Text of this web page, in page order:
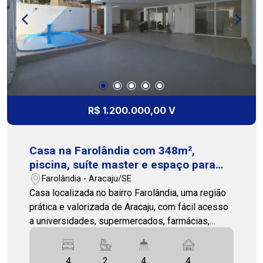
próximo à natureza, sem abrir mão da
conveniência. Esta casa é ideal para quem quer
qualidade de vida e não abre mão de ter um clube
particular no próprio quintal! Não deixe essa
chance passar! Agende sua visita e venha se
Premium Imobiliaria - PJ 208 3231-3231 / 79
R$ 1.200.000,00 V
Casa na Farolândia com 348m²,
piscina, suíte master e espaço para
toda a família
Farolândia - Aracaju/SE
Casa localizada no bairro Farolândia, uma região
prática e valorizada de Aracaju, com fácil acesso
a universidades, supermercados, farmácias,
academias, restaurantes, praias e principais vias
da cidade. Com 348m², o imóvel conta com